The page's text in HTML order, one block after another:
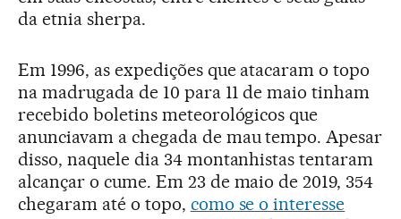
da etnia sherpa.
Em 1996, as expedições que atacaram o topo
na madrugada de 10 para 11 de maio tinham
recebido boletins meteorológicos que
anunciavam a chegada de mau tempo. Apesar
disso, naquele dia 34 montanhistas tentaram
alcançar o cume. Em 23 de maio de 2019, 354
chegaram até o topo, como se o interesse